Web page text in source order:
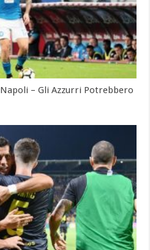
– Gli Azzurri Potrebbero